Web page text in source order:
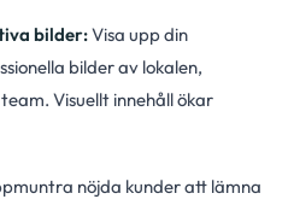
bilder:Visa upp din
bilder av lokalen,
Visuellt innehåll ökar
nöjda kunder att lämna